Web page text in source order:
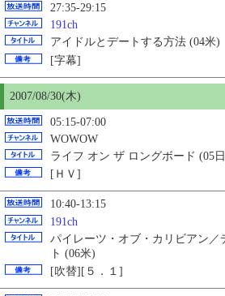
27:35-29:15
191ch
アイドルとデートする方法 (04米)
[字幕]
2007/08/30(木)
05:15-07:00
WOWOW
ライフ オン ザ ロングボード (05
[ＨＶ]
10:40-13:15
191ch
パイレーツ・オブ・カリビアン／
ト (06米)
[吹替][５．１]